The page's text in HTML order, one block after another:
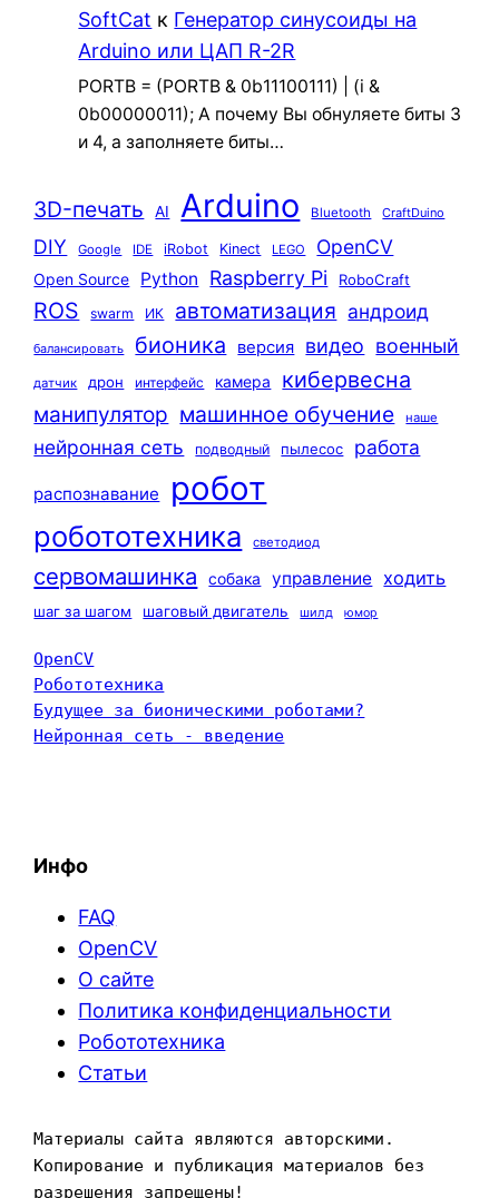
SoftCat к Генератор синусоиды на
Arduino или ЦАП R-2R
PORTB = (PORTB & 0b11100111) | (i &
0b00000011); А почему Вы обнуляете биты 3
и 4, а заполняете биты…
3D-печать AI Arduino Bluetooth CraftDuino
DIY Google IDE iRobot Kinect LEGO OpenCV
Open Source Python Raspberry Pi RoboCraft
ROS swarm ИК автоматизация андроид
балансировать бионика версия видео военный
датчик дрон интерфейс камера кибервесна
манипулятор машинное обучение наше
нейронная сеть подводный пылесос работа
распознавание робот
робототехника светодиод
сервомашинка собака управление ходить
шаг за шагом шаговый двигатель шилд юмор
OpenCV
Робототехника
Будущее за бионическими роботами?
Нейронная сеть - введение
Инфо
FAQ
OpenCV
О сайте
Политика конфиденциальности
Робототехника
Статьи
Материалы сайта являются авторскими.
Копирование и публикация материалов без
разрешения запрещены!